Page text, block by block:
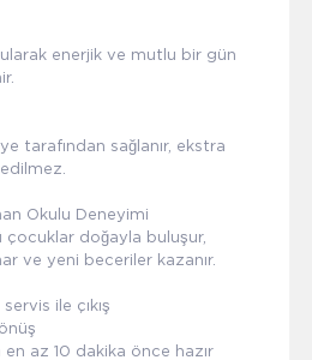
enerjik ve mutlu bir gün
tarafından sağlanır, ekstra
Okulu Deneyimi
doğayla buluşur,
ve yeni beceriler kazanır.
ile çıkış
en az 10 dakika önce hazır